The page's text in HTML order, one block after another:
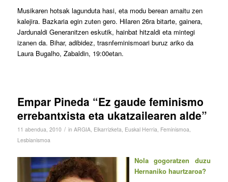
Musikaren hotsak lagunduta hasi, eta modu berean amaitu zen
kalejira. Bazkaria egin zuten gero. Hilaren 26ra bitarte, gainera,
Jardunaldi Generanitzen eskutik, hainbat hitzaldi eta mintegi
izanen da. Bihar, adibidez, trasnfeminismoari buruz ariko da
Laura Bugalho, Zabaldin, 19:00etan.
Empar Pineda “Ez gaude feminismo
errebantxista eta ukatzailearen alde”
11 abendua, 2010 / in ARGIA, Elkarrizketa, Euskal Herria, Feminismoa,
Lesbianismoa
Nola gogoratzen duzu
Hernaniko haurtzaroa?